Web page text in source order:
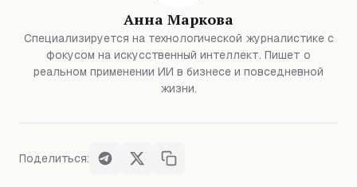
Анна Маркова
Специализируется на технологической журналистике с
фокусом на искусственный интеллект. Пишет о
реальном применении ИИ в бизнесе и повседневной
жизни.
Поделиться: